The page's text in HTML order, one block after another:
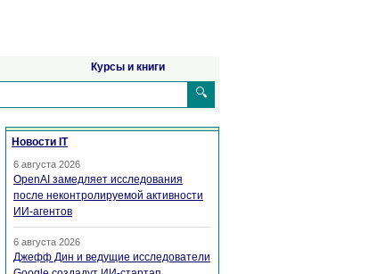
Курсы и книги
🔍
Новости IT
6 августа 2026
OpenAI замедляет исследования
после неконтролируемой активности
ИИ-агентов
6 августа 2026
Джефф Дин и ведущие исследователи